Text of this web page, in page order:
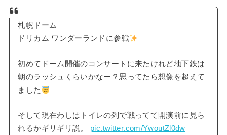
札幌ドーム
ドリカム ワンダーランドに参戦
初めてドーム開催のコンサートに来たけれど地下鉄は
朝のラッシュくらいかなー？思ってたら想像を超えて
ました
そして現在わしはトイレの列で戦ってて開演前に見ら
れるかギリギリ説。 pic.twitter.com/YwoutZl0dw